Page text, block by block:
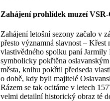
Zahájení prohlídek muzeí VSR-
Zahájení letošní sezony začalo v
přesto významná slavnost –
vlastivědného spolku paní
symbolicky pokřtěna
města, knihu pokřtil předseda
o době, kdy byli majitelé
Rázem se tak ocitáme v letech
velmi detailní historický obraz té